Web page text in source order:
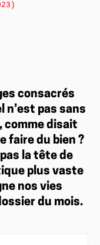
consacrés
n’est pas sans
comme disait
faire du bien ?
la tête de
plus vaste
nos vies
du mois.